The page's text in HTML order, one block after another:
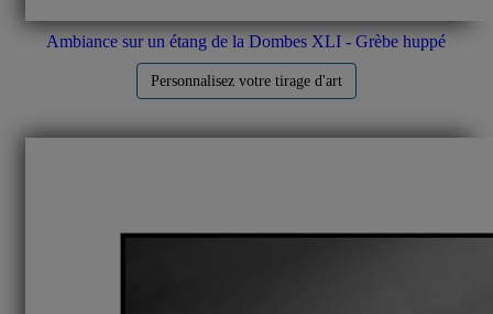
Ambiance sur un étang de la Dombes XLI - Grèbe huppé
Personnalisez votre tirage d'art